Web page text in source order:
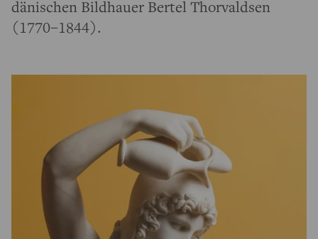
dänischen Bildhauer Bertel Thorvaldsen
(1770–1844).